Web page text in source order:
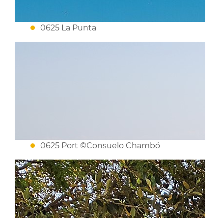
0625 La Punta
0625 Port ©Consuelo Chambó